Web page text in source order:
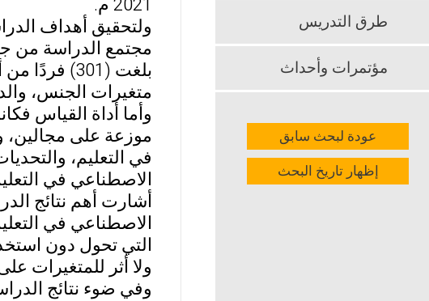
ولتحقيق أهداف
بلغت (301)
متغيرات الجنس،
موزعة على مجالين،
في التعليم،
الاصطناعي في
أشارت أهم نتائج
الاصطناعي في
التي تحول دون
ولا أثر للمتغيرات
وفي ضوء نتائج
طرق التدريس
مؤتمرات وأحداث
عودة لبحث سابق
إظهار تاريخ البحث